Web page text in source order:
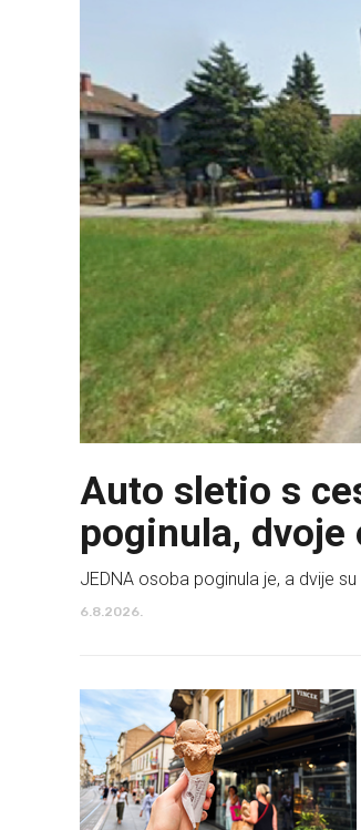
Auto sletio s
poginula,
JEDNA osoba poginula je, a dvije
6.8.2026.